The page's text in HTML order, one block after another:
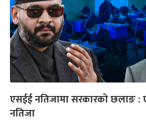
एसईई नतिजामा सरकारको छलाङ :
नतिजा